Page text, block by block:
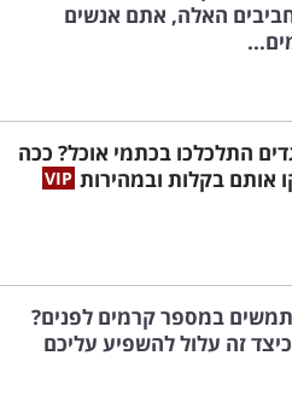
האלה, אתם אנשים
התלכלכו בכתמי אוכל? ככה
אותם בקלות ובמהירות
במספר קרמים לפנים?
כיצד זה עלול להשפיע עליכם